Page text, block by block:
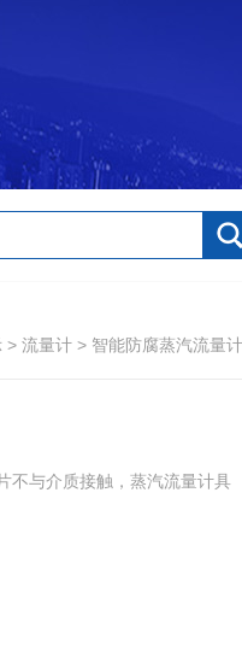
> 流量计 > 智能防腐蒸汽流量计
不与介质接触，蒸汽流量计具